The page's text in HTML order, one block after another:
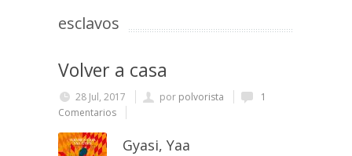
esclavos
Volver a casa
28 Jul, 2017 por polvorista
1
Comentarios
Gyasi, Yaa